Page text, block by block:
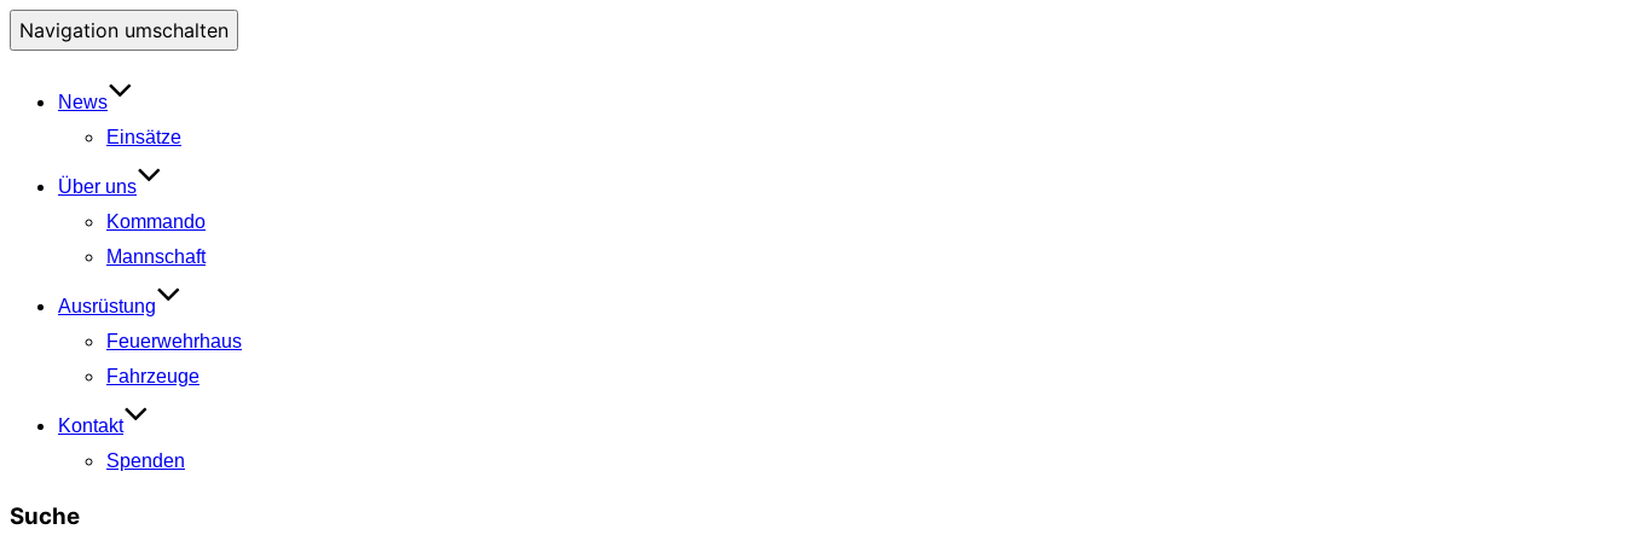
Navigation umschalten
News
Einsätze
Über uns
Kommando
Mannschaft
Ausrüstung
Feuerwehrhaus
Fahrzeuge
Kontakt
Spenden
Suche